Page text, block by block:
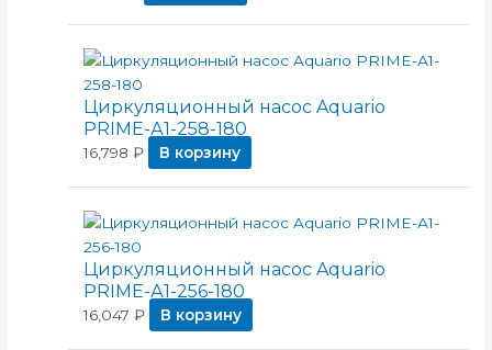
Циркуляционный насос Aquario
PRIME-А1-258-180
16,798 ₽ В корзину
Циркуляционный насос Aquario
PRIME-А1-256-180
16,047 ₽ В корзину